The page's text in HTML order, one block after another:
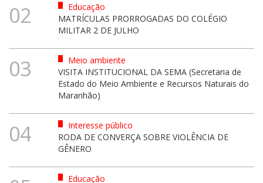
02
Educação
MATRÍCULAS PRORROGADAS DO COLÉGIO
MILITAR 2 DE JULHO
03
Meio ambiente
VISITA INSTITUCIONAL DA SEMA (Secretaria de
Estado do Meio Ambiente e Recursos Naturais do
Maranhão)
04
Interesse público
RODA DE CONVERÇA SOBRE VIOLÊNCIA DE
GÊNERO
Educação